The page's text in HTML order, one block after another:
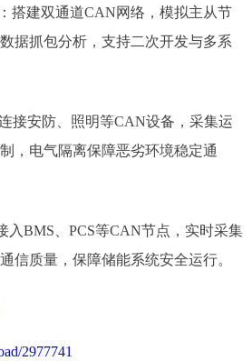
搭建双通道CAN网络，模拟主从节
据抓包分析，支持二次开发与多系
接安防、照明等CAN设备，采集运
，电气隔离保障恶劣环境稳定通
入BMS、PCS等CAN节点，实时采集
信质量，保障储能系统安全运行。
2977741